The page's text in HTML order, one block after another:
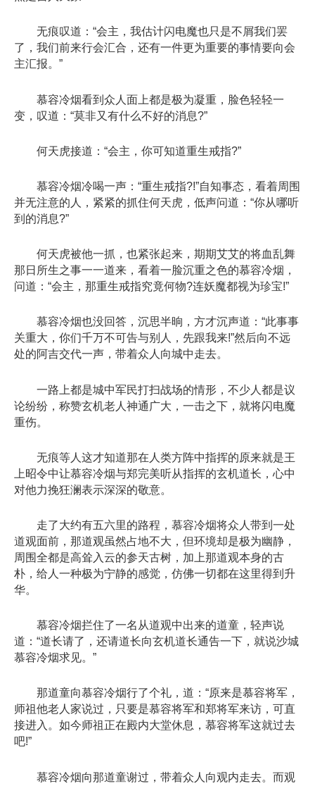
无痕叹道：“会主，我估计闪电魔也只是不屑我们罢
了，我们前来行会汇合，还有一件更为重要的事情要向会
主汇报。”
慕容冷烟看到众人面上都是极为凝重，脸色轻轻一
变，叹道：“莫非又有什么不好的消息?”
何天虎接道：“会主，你可知道重生戒指?”
慕容冷烟冷喝一声：“重生戒指?!”自知事态，看着周围
并无注意的人，紧紧的抓住何天虎，低声问道：“你从哪听
到的消息?”
何天虎被他一抓，也紧张起来，期期艾艾的将血乱舞
那日所生之事一一道来，看着一脸沉重之色的慕容冷烟，
问道：“会主，那重生戒指究竟何物?连妖魔都视为珍宝!”
慕容冷烟也没回答，沉思半晌，方才沉声道：“此事事
关重大，你们千万不可告与别人，先跟我来!”然后向不远
处的阿吉交代一声，带着众人向城中走去。
一路上都是城中军民打扫战场的情形，不少人都是议
论纷纷，称赞玄机老人神通广大，一击之下，就将闪电魔
重伤。
无痕等人这才知道那在人类方阵中指挥的原来就是王
上昭令中让慕容冷烟与郑完美听从指挥的玄机道长，心中
对他力挽狂澜表示深深的敬意。
走了大约有五六里的路程，慕容冷烟将众人带到一处
道观面前，那道观虽然占地不大，但环境却是极为幽静，
周围全都是高耸入云的参天古树，加上那道观本身的古
朴，给人一种极为宁静的感觉，仿佛一切都在这里得到升
华。
慕容冷烟拦住了一名从道观中出来的道童，轻声说
道：“道长请了，还请道长向玄机道长通告一下，就说沙城
慕容冷烟求见。”
那道童向慕容冷烟行了个礼，道：“原来是慕容将军，
师祖他老人家说过，只要是慕容将军和郑将军来访，可直
接进入。如今师祖正在殿内大堂休息，慕容将军这就过去
吧!”
慕容冷烟向那道童谢过，带着众人向观内走去。而观